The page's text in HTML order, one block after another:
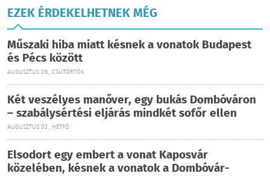
EZEK ÉRDEKELHETNEK MÉG
Műszaki hiba miatt késnek a vonatok Budapest
és Pécs között
AUGUSZTUS 06., CSÜTÖRTÖK
Két veszélyes manőver, egy bukás Dombóváron
– szabálysértési eljárás mindkét sofőr ellen
AUGUSZTUS 03., HÉTFŐ
Elsodort egy embert a vonat Kaposvár
közelében, késnek a vonatok a Dombóvár-